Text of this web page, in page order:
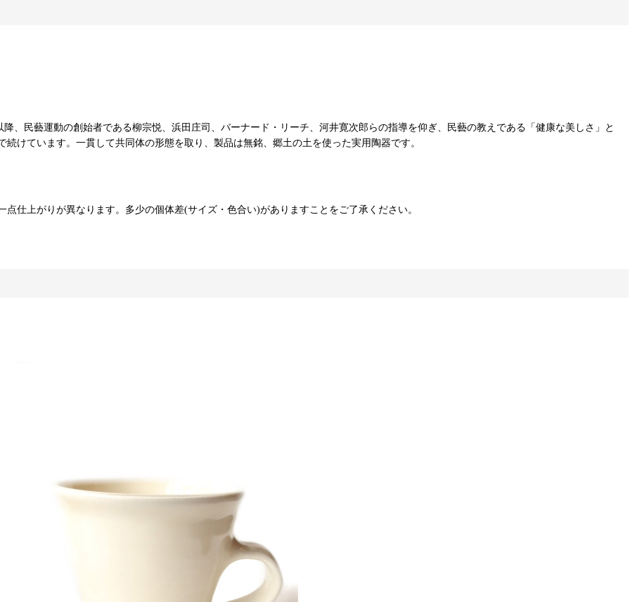
、民藝運動の創始者である柳宗悦、浜田庄司、バーナード・リーチ、河井寛次郎らの指導を仰ぎ、民藝の教えである「健康な美しさ」と
けています。一貫して共同体の形態を取り、製品は無銘、郷土の土を使った実用陶器です。
仕上がりが異なります。多少の個体差(サイズ・色合い)がありますことをご了承ください。